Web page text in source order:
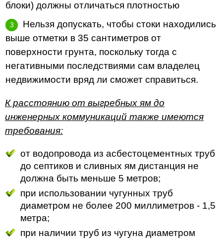
блоки) должны отличаться плотностью
Нельзя допускать, чтобы стоки находились
выше отметки в 35 сантиметров от
поверхности грунта, поскольку тогда с
негативными последствиями сам владелец
недвижимости вряд ли сможет справиться.
К расстоянию от выгребных ям до
инженерных коммуникаций также имеются
требования:
от водопровода из асбестоцементных труб
до септиков и сливных ям дистанция не
должна быть меньше 5 метров;
при использовании чугунных труб
диаметром не более 200 миллиметров - 1,5
метра;
при наличии труб из чугуна диаметром